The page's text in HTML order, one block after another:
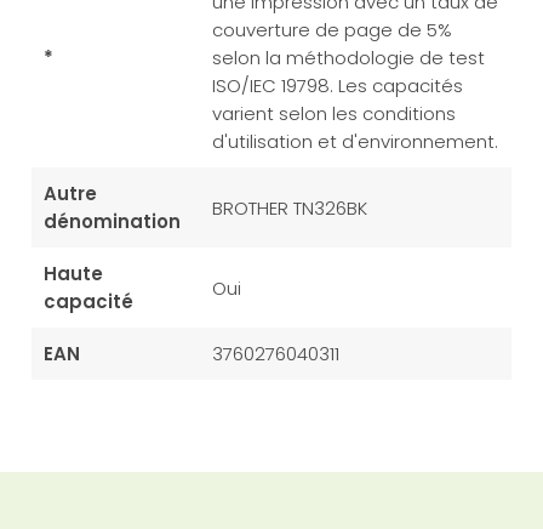
*
couverture de page de 5%
selon la méthodologie de test
ISO/IEC 19798. Les capacités
varient selon les conditions
d'utilisation et d'environnement.
Autre
dénomination
BROTHER TN326BK
Haute
capacité
Oui
EAN 3760276040311